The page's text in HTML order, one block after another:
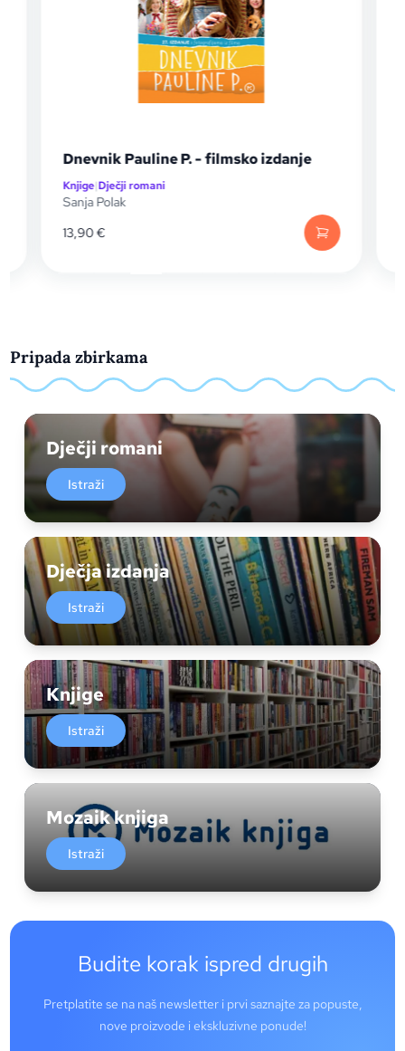
Dnevnik Pauline P. - filmsko izdanje
Knjige|Dječji romani
Sanja Polak
13,90€
Pripada zbirkama
Dječji romani
Istraži
Dječja izdanja
Istraži
Knjige
Istraži
Mozaik knjiga
Istraži
Budite korak ispred drugih
Pretplatite se na naš newsletter i prvi saznajte za popuste,
nove proizvode i ekskluzivne ponude!